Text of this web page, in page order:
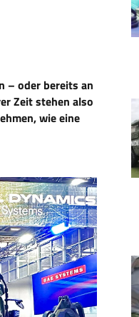
– oder bereits an
Zeit stehen also
wie eine